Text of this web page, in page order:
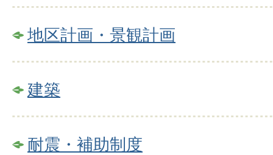
地区計画・景観計画
建築
耐震・補助制度